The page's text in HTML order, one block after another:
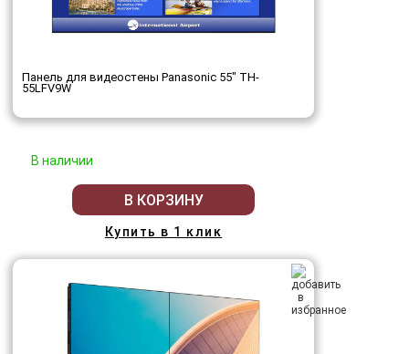
Панель для видеостены Panasonic 55" TH-
55LFV9W
В наличии
В КОРЗИНУ
Купить в 1 клик